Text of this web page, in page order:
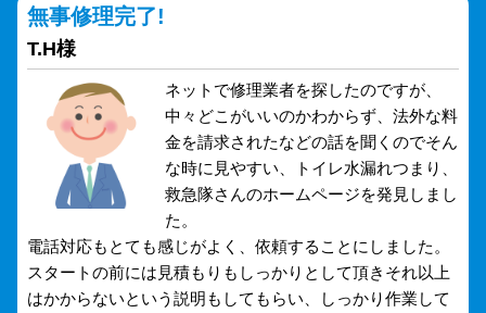
無事修理完了!
T.H様
ネットで修理業者を探したのですが、
中々どこがいいのかわからず、法外な料
金を請求されたなどの話を聞くのでそん
な時に見やすい、トイレ水漏れつまり、
救急隊さんのホームページを発見しまし
た。
電話対応もとても感じがよく、依頼することにしました。
スタートの前には見積もりもしっかりとして頂きそれ以上
はかからないという説明もしてもらい、しっかり作業して